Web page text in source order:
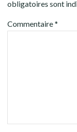
obligatoires sont
Commentaire*